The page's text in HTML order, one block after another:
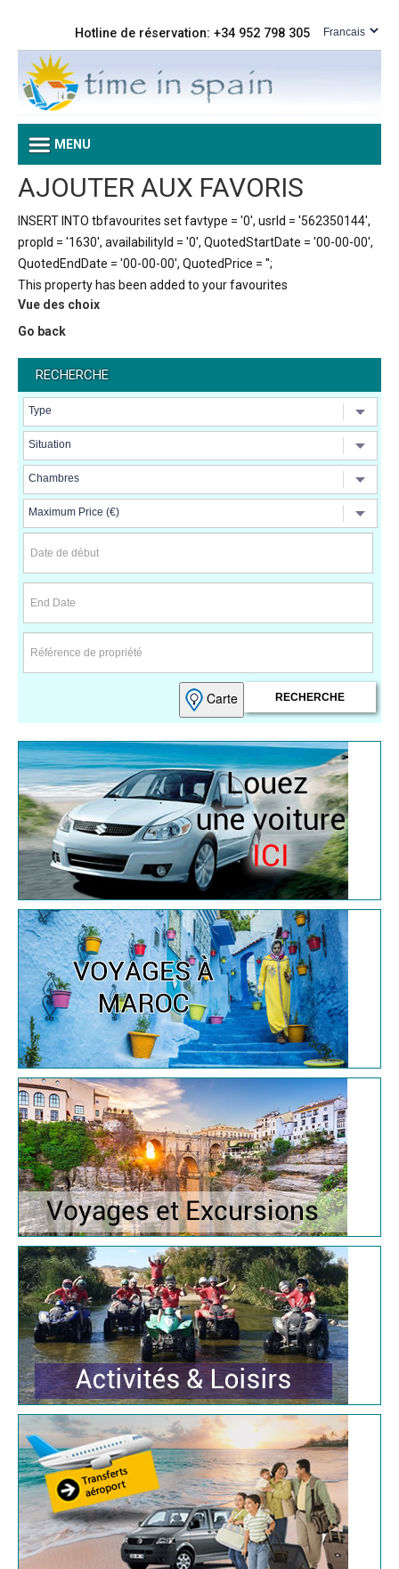
Hotline de réservation: +34 952 798 305
MENU
AJOUTER AUX FAVORIS
INSERT INTO tbfavourites set favtype = '0', usrId = '562350144',
propId = '1630', availabilityId = '0', QuotedStartDate = '00-00-00',
QuotedEndDate = '00-00-00', QuotedPrice = '';
This property has been added to your favourites
Vue des choix
Go back
RECHERCHE
Carte